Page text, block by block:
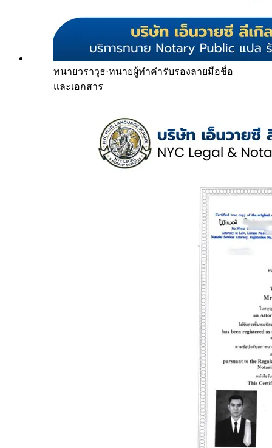
ทนายวราวุธ·ทนายผู้ทำคำรับรองลายมือชื่อ
และเอกสาร